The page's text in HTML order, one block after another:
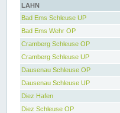
LAHN
Bad Ems Schleuse UP
Bad Ems Wehr OP
Cramberg Schleuse OP
Cramberg Schleuse UP
Dausenau Schleuse OP
Dausenau Schleuse UP
Diez Hafen
Diez Schleuse OP